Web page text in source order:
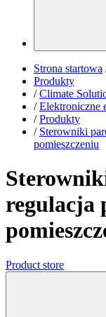
Strona startowa
Produkty
/ Climate
/ Elektroniczne
/ Produkty
/ Sterowniki
pomieszczeniu
regulacja
Product store